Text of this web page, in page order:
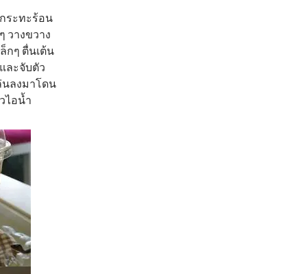
ระทะร้อน
วางขวาง
กๆ ตื่นเต้น
ละจับตัว
นลงมาโดน
ไอน้ำ